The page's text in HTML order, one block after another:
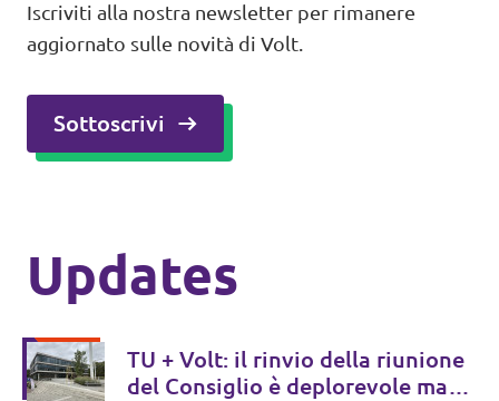
Iscriviti alla nostra newsletter per rimanere
aggiornato sulle novità di Volt.
Sottoscrivi
Updates
TU + Volt: il rinvio della riunione
del Consiglio è deplorevole ma